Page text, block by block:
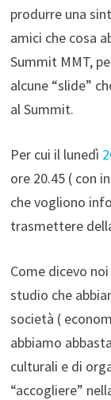
produrre una
amici che cosa
Summit MMT,
alcune “slide”
al Summit.
Per cui il lunedì
ore 20.45 ( con
che vogliono
trasmettere
Come dicevo
studio che
società (
abbiamo
culturali e di
“accogliere”